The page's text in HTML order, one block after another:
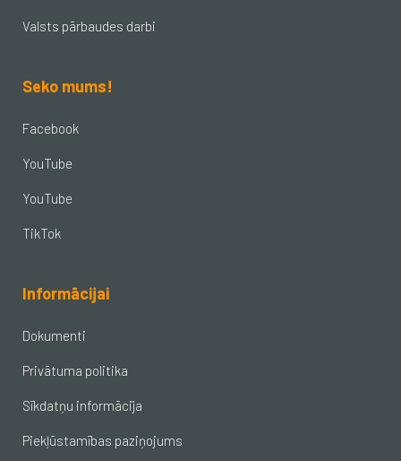
Valsts pārbaudes darbi
Seko mums!
Facebook
YouTube
YouTube
TikTok
Informācijai
Dokumenti
Privātuma politika
Sīkdatņu informācija
Piekļūstamības paziņojums